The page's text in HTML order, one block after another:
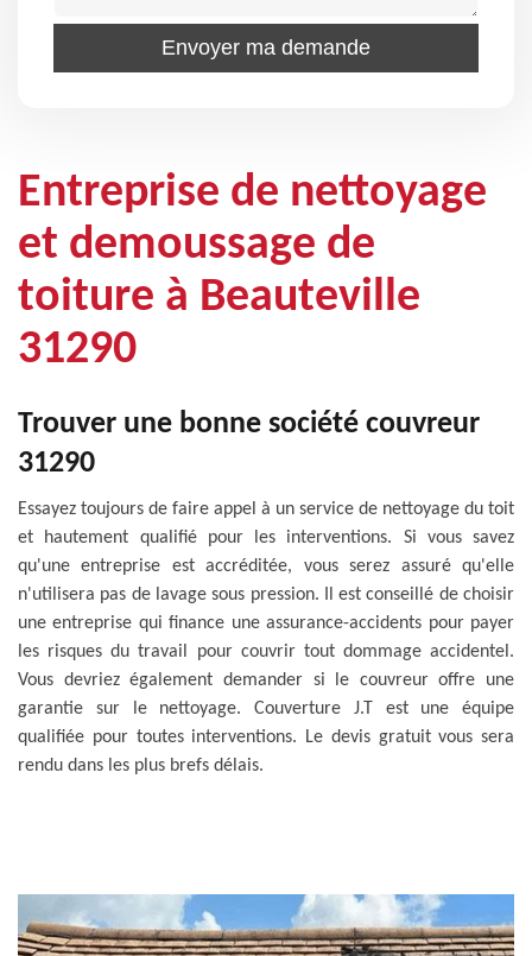
Entreprise de nettoyage
et demoussage de
toiture à Beauteville
31290
Trouver une bonne société couvreur
31290
Essayez toujours de faire appel à un service de nettoyage du toit
et hautement qualifié pour les interventions. Si vous savez
qu'une entreprise est accréditée, vous serez assuré qu'elle
n'utilisera pas de lavage sous pression. Il est conseillé de choisir
une entreprise qui finance une assurance-accidents pour payer
les risques du travail pour couvrir tout dommage accidentel.
Vous devriez également demander si le couvreur offre une
garantie sur le nettoyage. Couverture J.T est une équipe
qualifiée pour toutes interventions. Le devis gratuit vous sera
rendu dans les plus brefs délais.